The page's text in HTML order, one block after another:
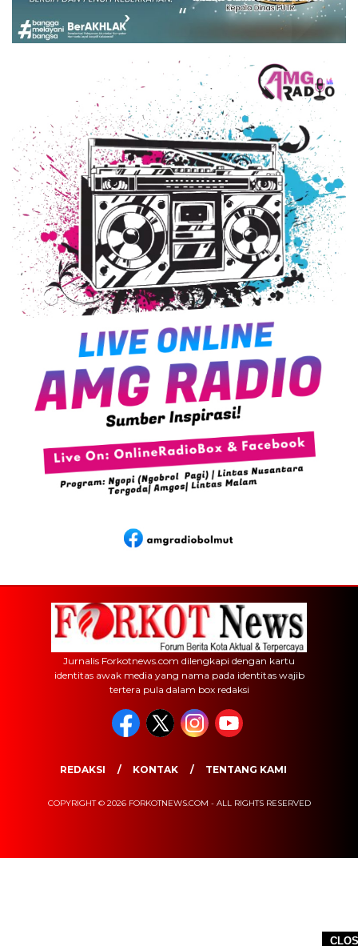
Jurnalis Forkotnews.com dilengkapi dengan kartu
identitas awak media yang nama pada identitas wajib
tertera pula dalam box redaksi
REDAKSI KONTAK TENTANG KAMI
COPYRIGHT © 2026 FORKOTNEWS.COM - ALL RIGHTS RESERVED